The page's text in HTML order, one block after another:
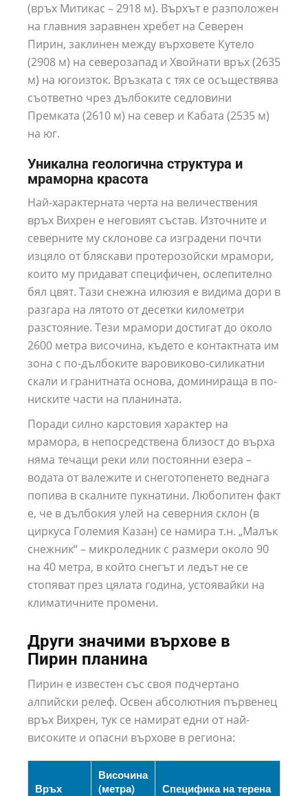
(връх Митикас – 2918 м). Върхът е разположен
на главния заравнен хребет на Северен
Пирин, заклинен между върховете Кутело
(2908 м) на северозапад и Хвойнати връх (2635
м) на югоизток. Връзката с тях се осъществява
съответно чрез дълбоките седловини
Премката (2610 м) на север и Кабата (2535 м)
на юг.
Уникална геологична структура и
мраморна красота
Най-характерната черта на величествения
връх Вихрен е неговият състав. Източните и
северните му склонове са изградени почти
изцяло от бляскави протерозойски мрамори,
които му придават специфичен, ослепително
бял цвят. Тази снежна илюзия е видима дори в
разгара на лятото от десетки километри
разстояние. Тези мрамори достигат до около
2600 метра височина, където е контактната им
зона с по-дълбоките варовиково-силикатни
скали и гранитната основа, доминираща в по-
ниските части на планината.
Поради силно карстовия характер на
мрамора, в непосредствена близост до върха
няма течащи реки или постоянни езера –
водата от валежите и снеготопенето веднага
попива в скалните пукнатини. Любопитен факт
е, че в дълбокия улей на северния склон (в
циркуса Големия Казан) се намира т.н. „Малък
снежник“ – микроледник с размери около 90
на 40 метра, в който снегът и ледът не се
стопяват през цялата година, устоявайки на
климатичните промени.
Други значими върхове в
Пирин планина
Пирин е известен със своя подчертано
алпийски релеф. Освен абсолютния първенец
връх Вихрен, тук се намират едни от най-
високите и опасни върхове в региона:
Връх
Височина
(метра)
Специфика на терена